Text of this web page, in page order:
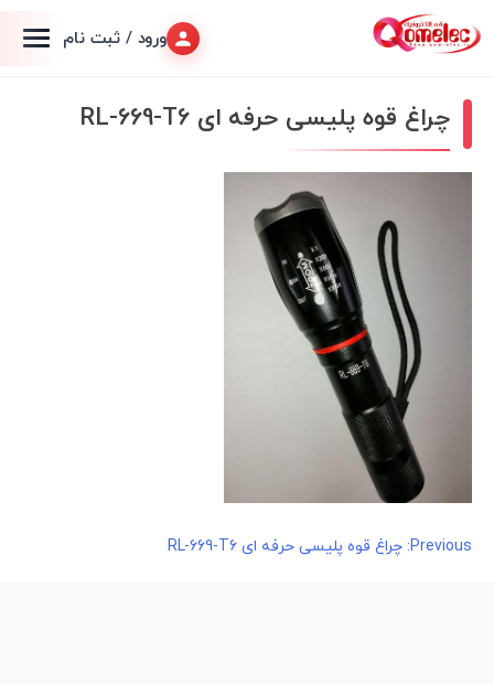
ورود / ثبت نام
چراغ قوه پلیسی حرفه ای RL-669-T6
راهبری
Previous: چراغ قوه پلیسی حرفه ای RL-669-T6